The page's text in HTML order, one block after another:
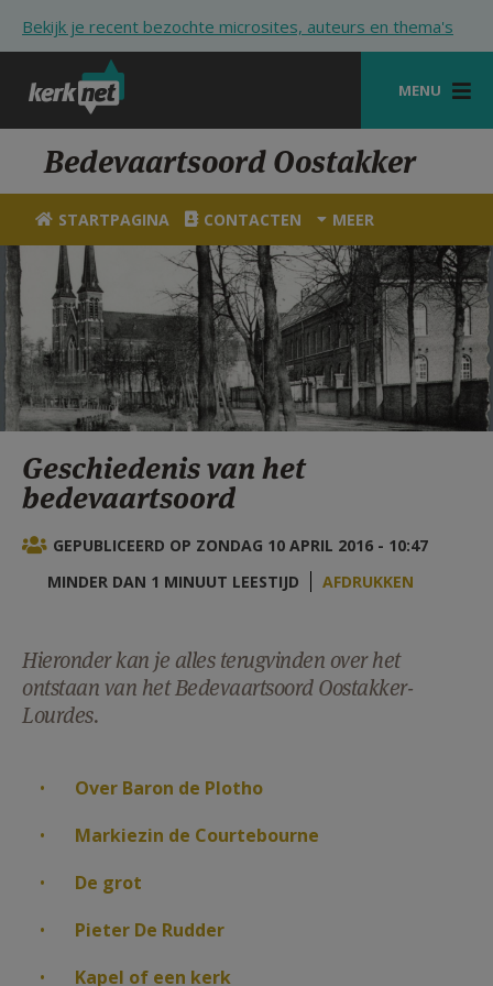
Bekijk je recent bezochte microsites, auteurs en thema's
MENU
STARTPAGINA
KERK
VIERINGEN
SHOP
ZOEKEN
HULP
STARTPAGINA PORTAAL
MIJN PAROCHIE
AANMELDEN OF REGISTREREN
Bedevaartsoord Oostakker
STARTPAGINA CONTACTEN MEER
Geschiedenis van het
bedevaartsoord
GEPUBLICEERD OP ZONDAG 10 APRIL 2016 - 10:47
MINDER DAN 1 MINUUT LEESTIJD
AFDRUKKEN
Hieronder kan je alles terugvinden over het
ontstaan van het Bedevaartsoord Oostakker-
Lourdes.
Over Baron de Plotho
Markiezin de Courtebourne
De grot
Pieter De Rudder
Kapel of een kerk